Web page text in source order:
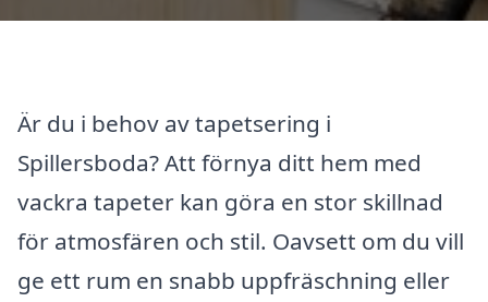
Är du i behov av tapetsering i
Spillersboda? Att förnya ditt hem med
vackra tapeter kan göra en stor skillnad
för atmosfären och stil. Oavsett om du vill
ge ett rum en snabb uppfräschning eller